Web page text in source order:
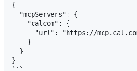
{
  "mcpServers": {
    "calcom": {
"url": "https://
    }
  }
}